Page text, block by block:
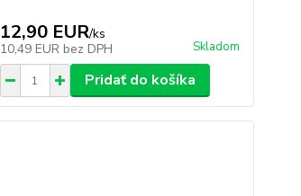
12,90 EUR/ks
10,49 EUR bez DPH Skladom
Pridať do košíka